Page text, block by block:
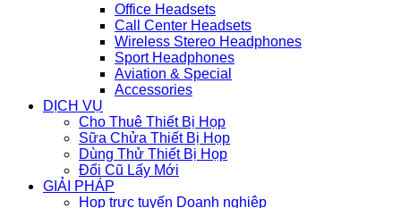
Office Headsets
Call Center Headsets
Wireless Stereo Headphones
Sport Headphones
Aviation & Special
Accessories
DỊCH VỤ
Cho Thuê Thiết Bị Họp
Sữa Chửa Thiết Bị Họp
Dùng Thử Thiết Bị Họp
Đổi Cũ Lấy Mới
GIẢI PHÁP
Họp trực tuyến Doanh nghiệp